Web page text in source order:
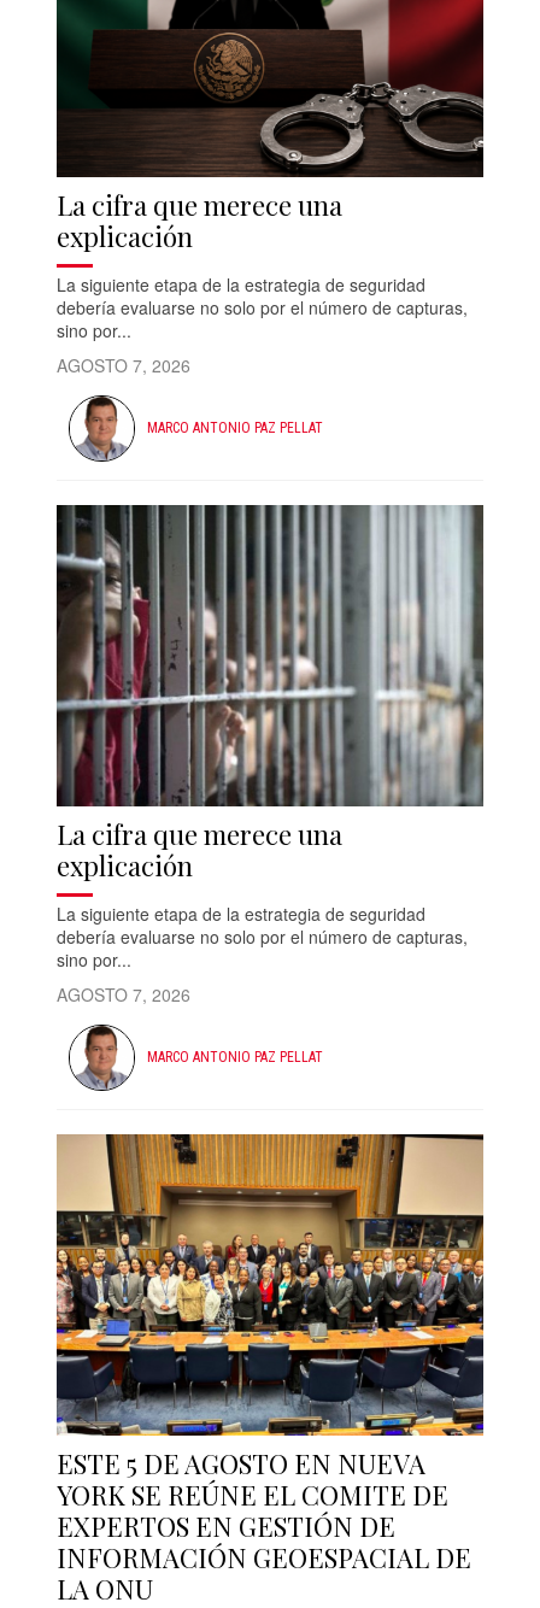
La cifra que merece una
explicación
La siguiente etapa de la estrategia de seguridad
debería evaluarse no solo por el número de capturas,
sino por...
AGOSTO 7, 2026
MARCO ANTONIO PAZ PELLAT
La cifra que merece una
explicación
La siguiente etapa de la estrategia de seguridad
debería evaluarse no solo por el número de capturas,
sino por...
AGOSTO 7, 2026
MARCO ANTONIO PAZ PELLAT
ESTE 5 DE AGOSTO EN NUEVA
YORK SE REÚNE EL COMITE DE
EXPERTOS EN GESTIÓN DE
INFORMACIÓN GEOESPACIAL DE
LA ONU